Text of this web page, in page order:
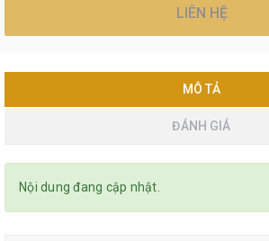
LIÊN HỆ
MÔ TẢ
ĐÁNH GIÁ
Nội dung đang cập nhật.